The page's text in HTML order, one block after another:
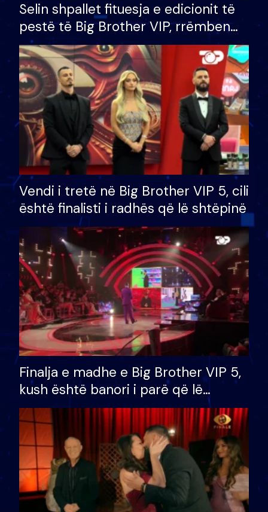
Selin shpallet fituesja e edicionit të
pestë të Big Brother VIP, rrëmben
çmimin e madh prej 100 mijë eurosh
Vendi i tretë në Big Brother VIP 5, cili
është finalisti i radhës që lë shtëpinë
Finalja e madhe e Big Brother VIP 5,
kush është banori i parë që lë
shtëpinë dhe humb mundësinë për
të fituar çmimin e madh